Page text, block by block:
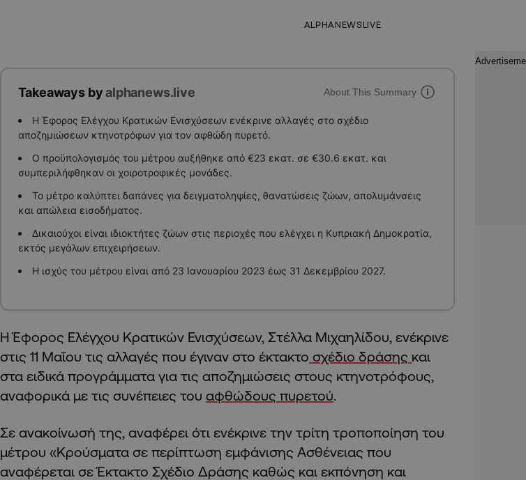
ALPHANEWSLIVE
Takeaways byalphanews.live About This Summary
Η Έφορος Ελέγχου Κρατικών Ενισχύσεων ενέκρινε αλλαγές στο σχέδιο
αποζημιώσεων κτηνοτρόφων για τον αφθώδη πυρετό.
Ο προϋπολογισμός του μέτρου αυξήθηκε από €23 εκατ. σε €30.6 εκατ. και
συμπεριλήφθηκαν οι χοιροτροφικές μονάδες.
Το μέτρο καλύπτει δαπάνες για δειγματοληψίες, θανατώσεις ζώων, απολυμάνσεις
και απώλεια εισοδήματος.
Δικαιούχοι είναι ιδιοκτήτες ζώων στις περιοχές που ελέγχει η Κυπριακή Δημοκρατία,
εκτός μεγάλων επιχειρήσεων.
Η ισχύς του μέτρου είναι από 23 Ιανουαρίου 2023 έως 31 Δεκεμβρίου 2027.
Η Έφορος Ελέγχου Κρατικών Ενισχύσεων, Στέλλα Μιχαηλίδου, ενέκρινε
στις 11 Μαΐου τις αλλαγές που έγιναν στο έκτακτο σχέδιο δράσης και
στα ειδικά προγράμματα για τις αποζημιώσεις στους κτηνοτρόφους,
αναφορικά με τις συνέπειες του αφθώδους πυρετού
Σε ανακοίνωσή της, αναφέρει ότι ενέκρινε την τρίτη τροποποίηση του
μέτρου «Κρούσματα σε περίπτωση εμφάνισης Ασθένειας που
αναφέρεται σε Έκτακτο Σχέδιο Δράσης καθώς και εκπόνηση και